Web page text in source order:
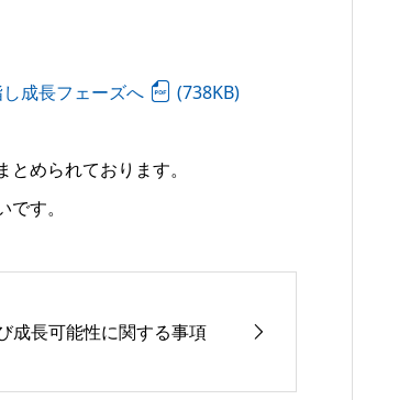
成長フェーズへ (738KB)
められております。
す。
成長可能性に関する事項